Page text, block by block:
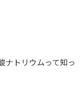
ナトリウムって知っ